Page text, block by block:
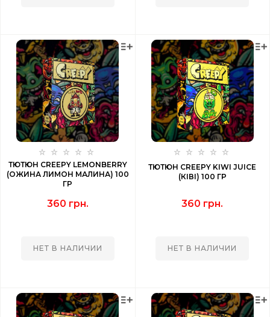
ТЮТЮН CREEPY LEMONBERRY
(ОЖИНА ЛИМОН МАЛИНА) 100
ГР
360 грн.
НЕТ В НАЛИЧИИ
ТЮТЮН CREEPY KIWI JUICE
(КІВІ) 100 ГР
360 грн.
НЕТ В НАЛИЧИИ